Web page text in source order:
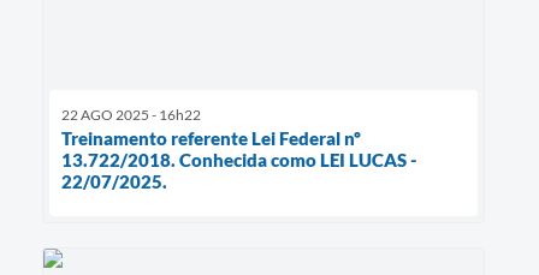
22 AGO 2025 - 16h22
Treinamento referente Lei Federal nº
13.722/2018. Conhecida como LEI LUCAS -
22/07/2025.